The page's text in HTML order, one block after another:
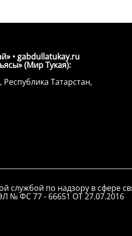
• gabdullatukay.ru
(Мир Тукая):
Татарстан,
службой по надзору в сфере
№ ФС 77 - 66651 ОТ 27.07.2016